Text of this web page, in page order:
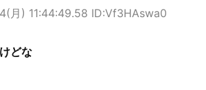
月) 11:44:49.58 ID:Vf3HAswa0
どな